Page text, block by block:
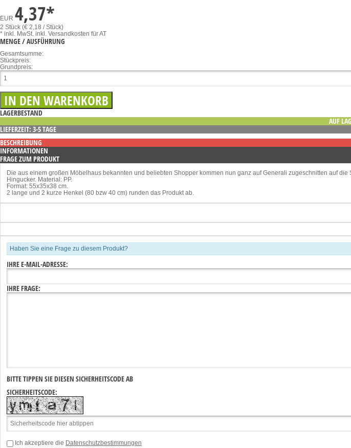
EUR 4,37*
2 Stück (€ 2,18 / Stück)
* inkl. MwSt. inkl. Versandkosten für AT
MENGE / AUSFÜHRUNG
Gesamtsumme:
Stückpreis:
Grundpreis:
LAGERBESTAND
AUF
LIEFERZEIT: 3-5 TAGE
BESCHREIBUNG
INFORMATIONEN
FRAGE ZUM PRODUKT
Die aus einem großen Möbelhaus bekannten und beliebten Shopper kommen nun ganz auf Generali zugeschnitten auf
Hingucker. Material: PP.
Format: 55x35x38 cm.
2 lange und 2 kurze Henkel (80 bzw 40 cm) runden das Produkt ab.
Haben Sie eine Frage zu diesem Produkt?
IHRE E-MAIL-ADRESSE:
IHRE FRAGE:
BITTE TIPPEN SIE DIESEN SICHERHEITSCODE AB
SICHERHEITSCODE:
Ich akzeptiere die Datenschutzbestimmungen